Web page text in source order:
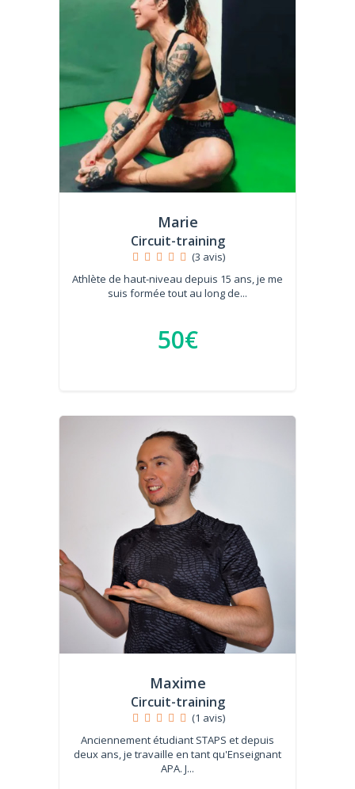
Marie
Circuit-training
(3 avis)
Athlète de haut-niveau depuis 15 ans, je me
suis formée tout au long de...
50€
Maxime
Circuit-training
(1 avis)
Anciennement étudiant STAPS et depuis
deux ans, je travaille en tant qu'Enseignant
APA. J...